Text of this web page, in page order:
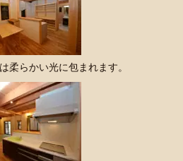
柔らかい光に包まれます。